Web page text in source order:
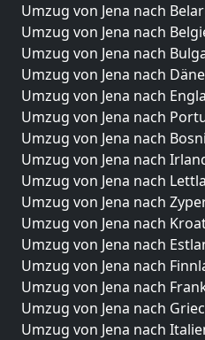
Umzug von Jena nach
Umzug von Jena nach
Umzug von Jena nach
Umzug von Jena nach
Umzug von Jena nach
Umzug von Jena nach
Umzug von Jena nach
Umzug von Jena nach
Umzug von Jena nach
Umzug von Jena nach
Umzug von Jena nach
Umzug von Jena nach
Umzug von Jena nach
Umzug von Jena nach
Umzug von Jena nach
Umzug von Jena nach